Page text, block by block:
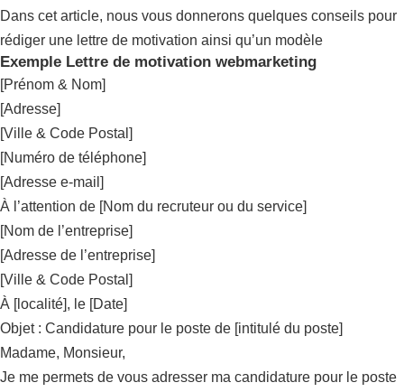
Dans cet article, nous vous donnerons quelques conseils pour
rédiger une lettre de motivation ainsi qu’un modèle
Exemple Lettre de motivation webmarketing
[Prénom & Nom]
[Adresse]
[Ville & Code Postal]
[Numéro de téléphone]
[Adresse e-mail]
À l’attention de [Nom du recruteur ou du service]
[Nom de l’entreprise]
[Adresse de l’entreprise]
[Ville & Code Postal]
À [localité], le [Date]
Objet : Candidature pour le poste de [intitulé du poste]
Madame, Monsieur,
Je me permets de vous adresser ma candidature pour le poste